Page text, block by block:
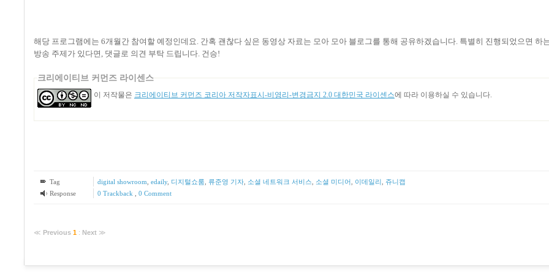
해당 프로그램에는 6개월간 참여할 예정인데요. 간혹 괜찮다 싶은 동영상 자료는 모아 모아 블로그를 통해 공유하겠습니다. 특별히 진행되었으면 하
방송 주제가 있다면 , 댓글로 의견 부탁 드립니다. 건승!
크리에이티브 커먼즈 라이센스
이 저작물은 크리에이티브 커먼즈 코리아 저작자표시-비영리-변경금지 2.0 대한민국 라이센스에 따라 이용하실 수 있습니다.
Tag digital showroom edaily, 디지털쇼룸 류준영 기자, 소셜 네트워크 서비스 소셜 미디어 이데일리 쥬니캡
Response
0 Trackback 0 Comment
≪ Previous 1 : Next ≫